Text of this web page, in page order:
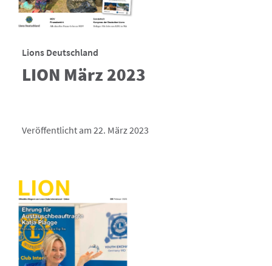
Lions Deutschland
LION März 2023
Veröffentlicht am 22. März 2023